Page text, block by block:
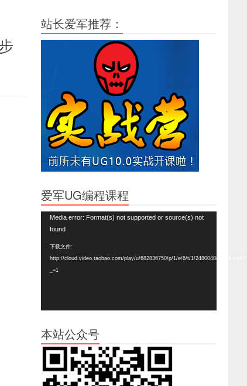
站长爱军推荐：
爱军UG编程课程
Media error: Format(s) not supported or source(s) not
found
下载文件:
http://cloud.video.taobao.com/play/u/682836750/p/1/e/6/t/1/248004888864.mp4?
_=1
本站公众号